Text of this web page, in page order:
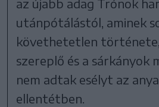
az újabb adag Trónok
utánpótálástól, aminek
követhetetlen
szereplő és a sárkányok
nem adtak esélyt az
ellentétben.